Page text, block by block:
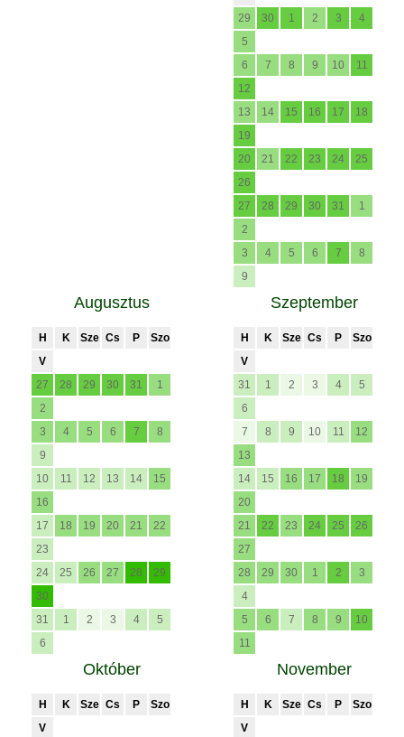
29
30 1 2 3
4
5
6
7 8 9 10
11
12
13
14 15 16 17
18
19
20
21 22 23 24
25
26
27
28 29 30 31
1
2
3
4 5 6 7
8
9
Augusztus
H K Sze Cs P
Szo
V
27
28 29 30 31
1
2
3
4 5 6 7
8
9
10
11 12 13 14
15
16
17
18 19 20 21
22
23
24
25 26 27 28
29
30
31
1 2 3 4
5
6
Szeptember
H K Sze Cs P
Szo
V
31
1 2 3 4
5
6
7
8 9 10 11
12
13
14
15 16 17 18
19
20
21
22 23 24 25
26
27
28
29 30 1 2
3
4
5
6 7 8 9
10
11
Október
H K Sze Cs P
Szo
V
November
H K Sze Cs P
Szo
V